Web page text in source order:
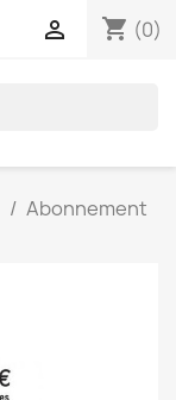
shopping_cart (0)

Abonnement